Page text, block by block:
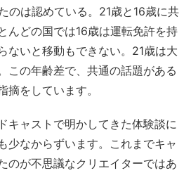
のは認めている。21歳と16歳に共
どの国では16歳は運転免許を持
ないと移動もできない。21歳は大
この年齢差で、共通の話題がある
摘をしています。
キャストで明かしてきた体験談に
少なからずいます。これまでキャ
のが不思議なクリエイターではあ